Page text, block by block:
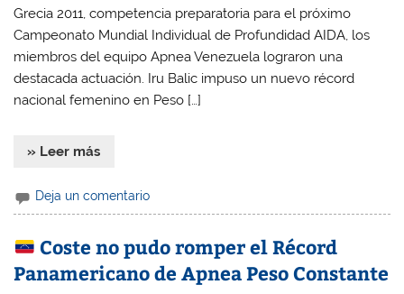
Grecia 2011, competencia preparatoria para el próximo
Campeonato Mundial Individual de Profundidad AIDA, los
miembros del equipo Apnea Venezuela lograron una
destacada actuación. Iru Balic impuso un nuevo récord
nacional femenino en Peso […]
» Leer más
Deja un comentario
Coste no pudo romper el Récord
Panamericano de Apnea Peso Constante